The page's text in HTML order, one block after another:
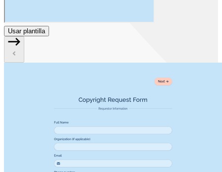
Usar plantilla